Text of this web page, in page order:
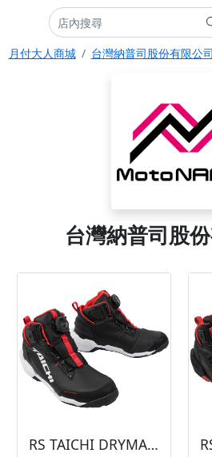
月付大人商城 台灣納普司股份有限公司
台灣納普司股
RS TAICHI DRYMASTER ARROW SHOES RSS013 防水車靴【BLACK/WHITE】